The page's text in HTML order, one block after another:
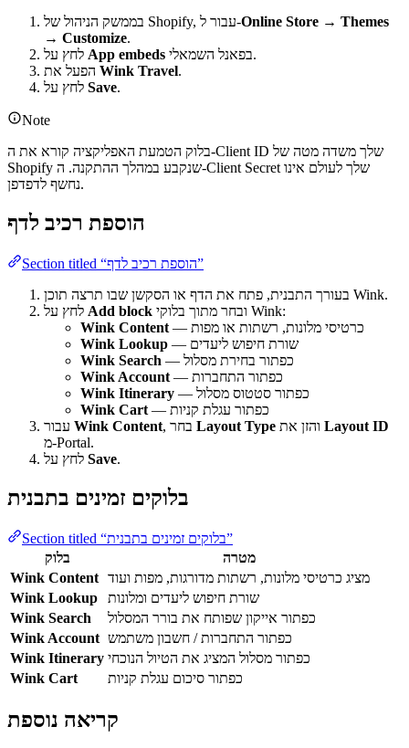
בממשק הניהול של Shopify, עבור ל-Online Store → Themes
→ Customize.
App embeds
בפאנל השמאלי.
Wink Travel.
Save.
Note
בלוק הטמעת האפליקציה קורא את ה-Client ID שלך משדה מטה של
Shopify שנקבע במהלך ההתקנה. ה-Client Secret שלך לעולם אינו
נחשף לדפדפן.
הוספת רכיב לדף
Section titled “הוספת רכיב לדף”
בעורך התבנית, פתח את הדף או הסקשן שבו תרצה תוכן Wink.
Add block
ובחר מתוך בלוקי Wink:
Wink Content
— כרטיסי מלונות, רשתות או מפות
Wink Lookup
— שורת חיפוש ליעדים
Wink Search
— כפתור בחירת מסלול
Wink Account
— כפתור התחברות
Wink Itinerary
— כפתור סטטוס מסלול
Wink Cart
— כפתור עגלת קניות
Wink Content Layout Type
Layout ID
מ-Portal.
Save.
בלוקים זמינים בתבנית
Section titled “בלוקים זמינים בתבנית”
בלוק
מטרה
Wink Content מציג כרטיסי מלונות, רשתות מדורגות, מפות ועוד
Wink Lookup
שורת חיפוש ליעדים ומלונות
Wink Search
כפתור אייקון שפותח את בורר המסלול
Wink Account כפתור התחברות / חשבון משתמש
Wink Itinerary כפתור מסלול המציג את הטיול הנוכחי
Wink Cart
כפתור סיכום עגלת קניות
קריאה נוספת